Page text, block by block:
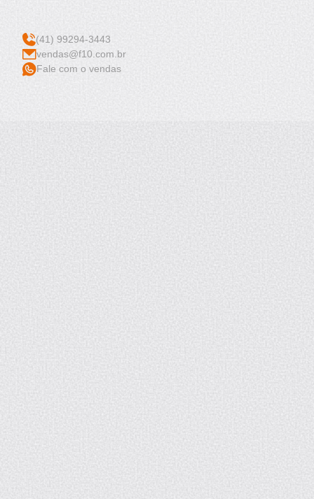
(41) 99294-3443
vendas@f10.com.br
Fale com o vendas